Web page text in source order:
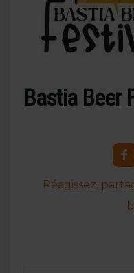
Bastia Beer
Réagissez,